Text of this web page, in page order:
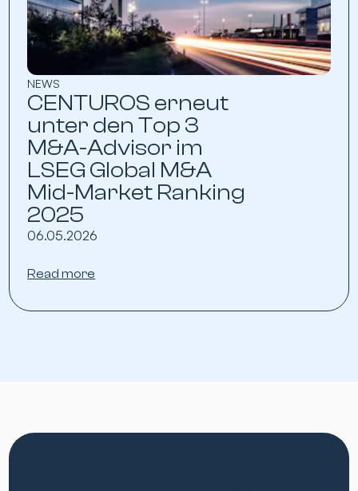
NEWS
CENTUROS erneut
unter den Top 3
M&A-Advisor im
LSEG Global M&A
Mid-Market Ranking
2025
06.05.2026
Read more